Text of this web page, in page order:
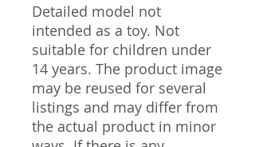
Detailed model not
intended as a toy. Not
suitable for children under
14 years. The product image
may be reused for several
listings and may differ from
the actual product in minor